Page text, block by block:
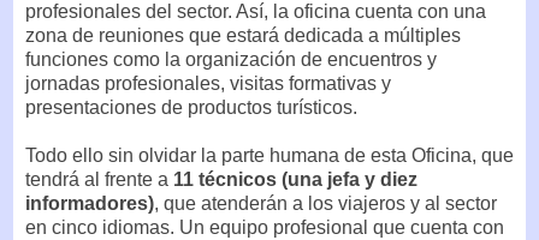
profesionales del sector. Así, la oficina cuenta con una
zona de reuniones que estará dedicada a múltiples
funciones como la organización de encuentros y
jornadas profesionales, visitas formativas y
presentaciones de productos turísticos.
Todo ello sin olvidar la parte humana de esta Oficina, que
tendrá al frente a 11 técnicos (una jefa y diez
informadores), que atenderán a los viajeros y al sector
en cinco idiomas. Un equipo profesional que cuenta con